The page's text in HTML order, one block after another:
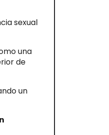
sexual
una
de
un